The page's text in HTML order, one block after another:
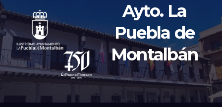
Ayto. La
Puebla de
Montalbán